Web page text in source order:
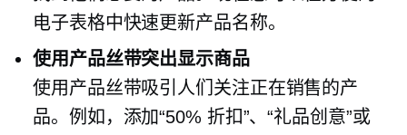
电子表格中快速更新产品名称。
使用产品丝带突出显示商品
使用产品丝带吸引人们关注正在销售的产
品。例如，添加“50% 折扣”、“礼品创意”或